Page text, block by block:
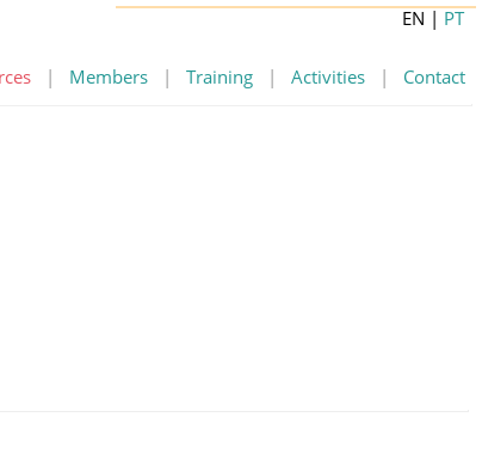
| Members | Training | Activities | Contact
EN | PT